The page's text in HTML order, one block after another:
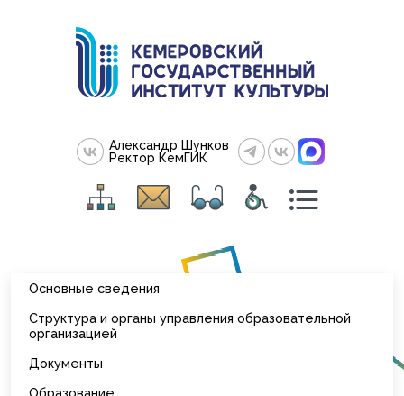
Александр Шунков
Ректор КемГИК
Основные сведения
Структура и органы управления образовательной
организацией
Документы
Образование